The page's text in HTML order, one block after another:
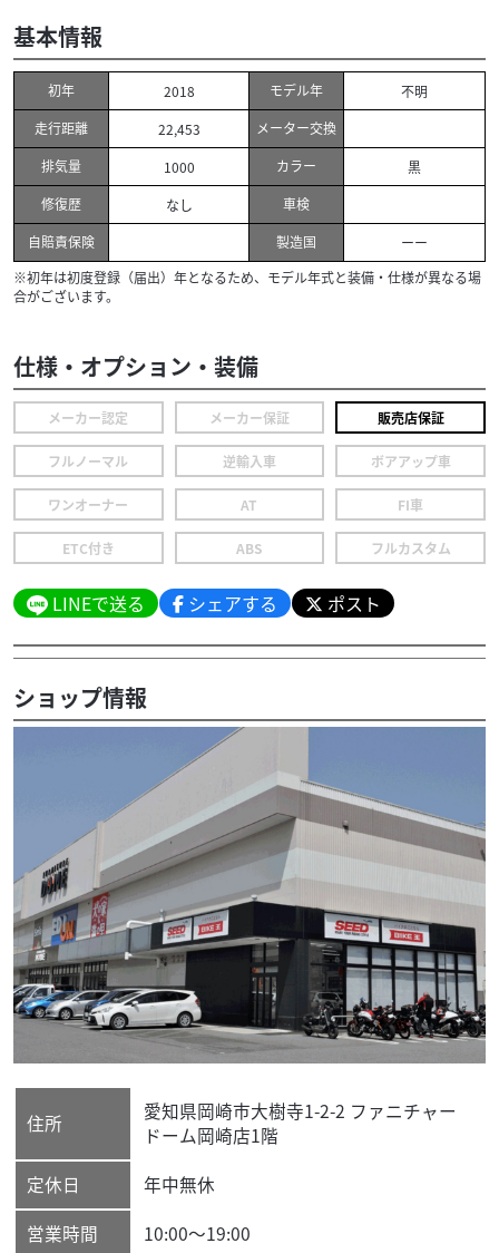
基本情報
初年 2018 モデル年
不明
走行距離
22,453
メーター交換
排気量
1000 カラー
黒
修復歴
なし
車検
自賠責保険
製造国
ーー
※初年は初度登録（届出）年となるため、モデル年式と装備・仕様が異なる場
合がございます。
仕様・オプション・装備
メーカー認定 メーカー保証 販売店保証
フルノーマル 逆輸入車 ボアアップ車
ワンオーナー AT FI車
ETC付き ABS フルカスタム
LINEで送る シェアする ポスト
ショップ情報
住所 愛知県岡崎市大樹寺1-2-2 ファニチャー
ドーム岡崎店1階
定休日
年中無休
営業時間
10:00～19:00